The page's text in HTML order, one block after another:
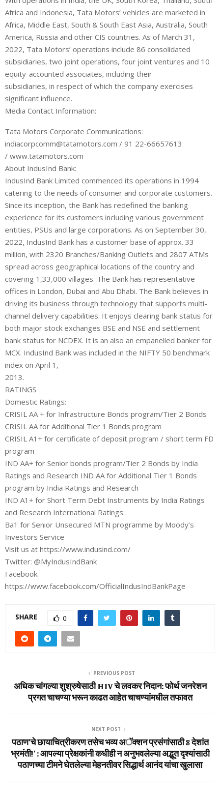
Africa and Indonesia, Tata Motors’ vehicles are marketed in
Africa, Middle East, South & South East Asia, Australia, South
America, Russia and other CIS countries. As of March 31,
2022, Tata Motors’ operations include 86 consolidated
subsidiaries, two joint operations, four joint ventures and 10
equity-accounted associates, including their
subsidiaries, in respect of which the company exercises
significant influence.
Media Contact Information:
Tata Motors Corporate Communications:
indiacorpcomm@tatamotors.com / 91 22-66657613
/ www.tatamotors.com
About IndusInd Bank:
IndusInd Bank Limited commenced its operations in 1994
catering to the needs of consumer and corporate customers.
Since its inception, the Bank has redefined the banking
experience for its customers including various government
entities, PSUs and large corporations. As on September 30,
2022, IndusInd Bank has a customer base of approx. 33
million, with 2320 Branches/Banking Outlets and 2807 ATMs
spread across geographical locations of the country and
covering 1,33,000 villages. The Bank has representative
offices in London, Dubai and Abu Dhabi. The Bank believes in
driving its business through technology that supports multi-
channel delivery capabilities. It enjoys clearing bank status for
both major stock exchanges BSE and NSE and settlement
bank status for NCDEX. It is an also an empanelled banker for
MCX. IndusInd Bank was included in the NIFTY 50 benchmark
index on April 1,
2013.
RATINGS
Domestic Ratings:
CRISIL AA + for Infrastructure Bonds program/Tier 2 Bonds
CRISIL AA for Additional Tier 1 Bonds program
CRISIL A1+ for certificate of deposit program / short term FD
program
IND AA+ for Senior bonds program/Tier 2 Bonds by India
Ratings and Research IND AA for Additional Tier 1 Bonds
program by India Ratings and Research
IND A1+ for Short Term Debt Instruments by India Ratings
and Research International Ratings:
Ba1 for Senior Unsecured MTN programme by Moody’s
Investors Service
Visit us at https://www.indusind.com/
Twitter: @MyIndusIndBank
Facebook:
https://www.facebook.com/OfficialIndusIndBankPage
SHARE 0
PREVIOUS POST
अधिक चांगल्या शुश्रुषेसाठी HIV चे लवकर निदान: फोर्थ जनरेशन
प्रगत चाचण्या भरून काढत आहेत चाचण्यांमधील तफावत
NEXT POST
पठाण’चे छायाचित्रीकरण तसेच भव्य अॅक्शन प्रसंगांसाठी 8 देशांत
भ्रमंती!’ : आपल्या प्रेक्षकांनी कधीही न अनुभवलेल्या अद्भूत दृश्यांसाठी
पठाणच्या टीमने घेतलेल्या मेहनतीवर सिद्धार्थ आनंद यांचा खुलासा